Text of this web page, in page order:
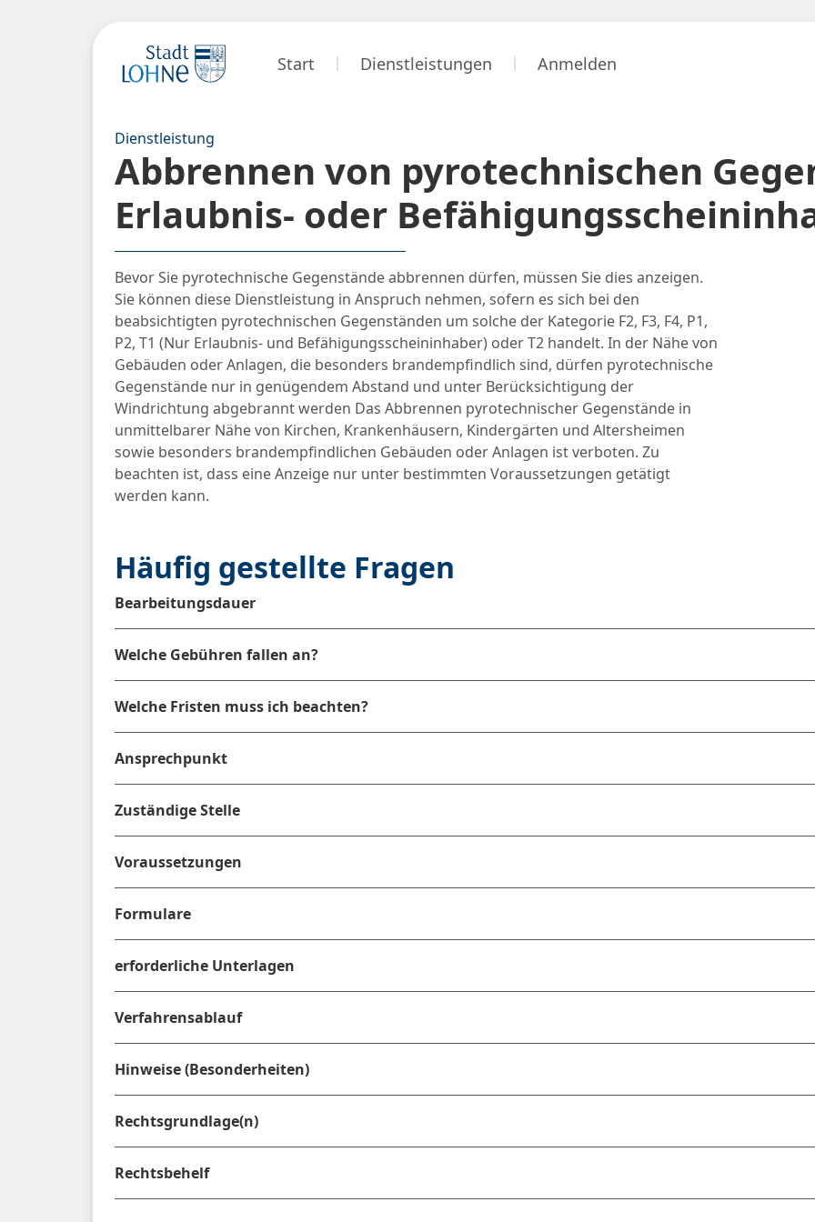
Start Dienstleistungen Anmelden
Dienstleistung
Abbrennen von pyrotechnischen
Erlaubnis- oder
Bevor Sie pyrotechnische Gegenstände abbrennen dürfen, müssen Sie dies anzeigen.
Sie können diese Dienstleistung in Anspruch nehmen, sofern es sich bei den
beabsichtigten pyrotechnischen Gegenständen um solche der Kategorie F2, F3, F4, P1,
P2, T1 (Nur Erlaubnis- und Befähigungsscheininhaber) oder T2 handelt. In der Nähe von
Gebäuden oder Anlagen, die besonders brandempfindlich sind, dürfen pyrotechnische
Gegenstände nur in genügendem Abstand und unter Berücksichtigung der
Windrichtung abgebrannt werden Das Abbrennen pyrotechnischer Gegenstände in
unmittelbarer Nähe von Kirchen, Krankenhäusern, Kindergärten und Altersheimen
sowie besonders brandempfindlichen Gebäuden oder Anlagen ist verboten. Zu
beachten ist, dass eine Anzeige nur unter bestimmten Voraussetzungen getätigt
werden kann.
Häufig gestellte Fragen
Bearbeitungsdauer
Welche Gebühren fallen an?
Welche Fristen muss ich beachten?
Ansprechpunkt
Zuständige Stelle
Voraussetzungen
Formulare
erforderliche Unterlagen
Verfahrensablauf
Hinweise (Besonderheiten)
Rechtsgrundlage(n)
Rechtsbehelf